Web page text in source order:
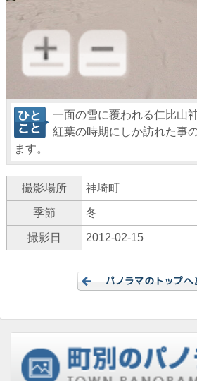
一面の雪に覆われる仁比山神
紅葉の時期にしか訪れた事
ます。
撮影場所 神埼町
季節 冬
撮影日 2012-02-15